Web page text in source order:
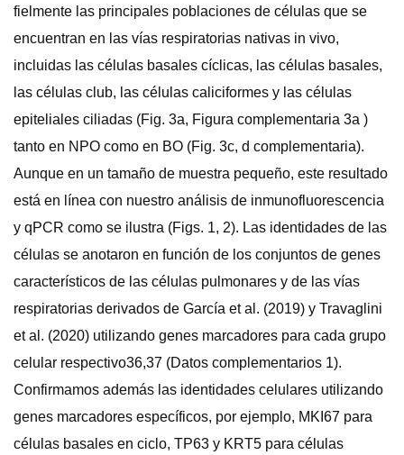
fielmente las principales poblaciones de células que se
encuentran en las vías respiratorias nativas in vivo,
incluidas las células basales cíclicas, las células basales,
las células club, las células caliciformes y las células
epiteliales ciliadas (Fig. 3a, Figura complementaria 3a )
tanto en NPO como en BO (Fig. 3c, d complementaria).
Aunque en un tamaño de muestra pequeño, este resultado
está en línea con nuestro análisis de inmunofluorescencia
y qPCR como se ilustra (Figs. 1, 2). Las identidades de las
células se anotaron en función de los conjuntos de genes
característicos de las células pulmonares y de las vías
respiratorias derivados de García et al. (2019) y Travaglini
et al. (2020) utilizando genes marcadores para cada grupo
celular respectivo36,37 (Datos complementarios 1).
Confirmamos además las identidades celulares utilizando
genes marcadores específicos, por ejemplo, MKI67 para
células basales en ciclo, TP63 y KRT5 para células